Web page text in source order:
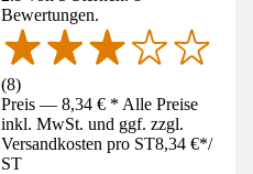
Bewertungen.
(8)
Preis — 8,34 € * Alle Preise
inkl. MwSt. und ggf. zzgl.
Versandkosten pro ST8,34 €*/
ST